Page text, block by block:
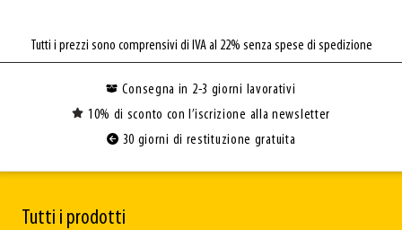
Tutti i prezzi sono comprensivi di IVA al 22% senza spese di spedizione
Consegna in 2-3 giorni lavorativi
10% di sconto con l’iscrizione alla newsletter
30 giorni di restituzione gratuita
Tutti i prodotti